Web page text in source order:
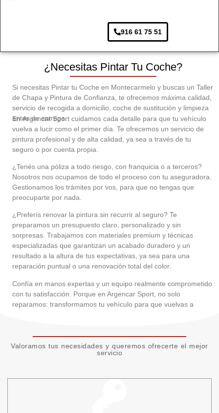
916 61 75 51
¿Necesitas Pintar Tu Coche?
Si necesitas Pintar tu Coche en Montecarmelo y buscas un Taller
de Chapa y Pintura de Confianza, te ofrecemos máxima calidad,
servicio de recogida a domicilio, coche de sustitución y limpieza
antes de entrega.
EnArgencar Sport cuidamos cada detalle para que tu vehículo
vuelva a lucir como el primer día. Te ofrecemos un servicio de
pintura profesional y de alta calidad, ya sea a través de tu
seguro o por cuenta propia.
¿Tenés una póliza a todo riesgo, con franquicia o a terceros?
Nosotros nos ocupamos de todo el proceso con tu aseguradora.
Gestionamos los trámites por vos, para que no tengas que
preocuparte por nada.
¿Preferís renovar la pintura sin recurrir al seguro? Te
preparamos un presupuesto claro, personalizado y sin
sorpresas. Trabajamos con materiales premium y técnicas
especializadas que garantizan un acabado duradero y un
resultado a la altura de tus expectativas, ya sea para una
reparación puntual o una renovación total del color.
Confía en manos expertas y un equipo realmente comprometido
con tu satisfacción. Porque en Argencar Sport, no solo
reparamos: transformamos tu vehículo para que vuelvas a
Valoramos tus necesidades y queremos ofrecerte el mejor
servicio